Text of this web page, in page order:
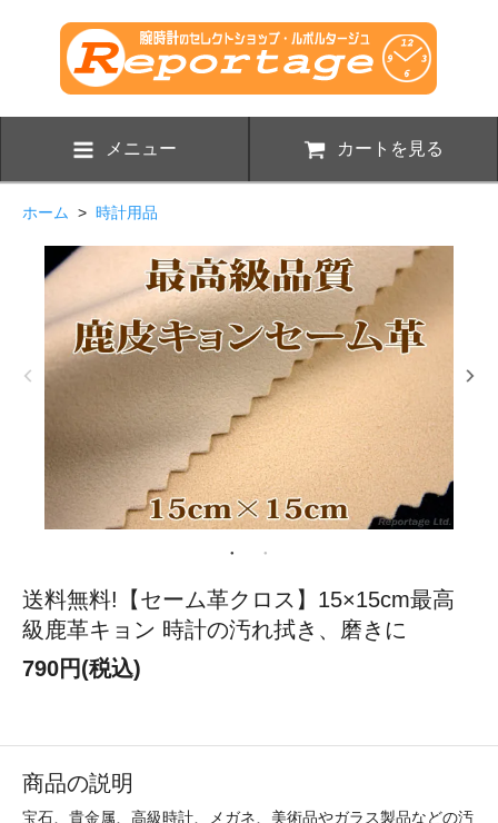
メニュー カートを見る
ホーム > 時計用品
送料無料!【セーム革クロス】15×15cm最高
級鹿革キョン 時計の汚れ拭き、磨きに
790円(税込)
商品の説明
宝石、貴金属、高級時計、メガネ、美術品やガラス製品などの汚